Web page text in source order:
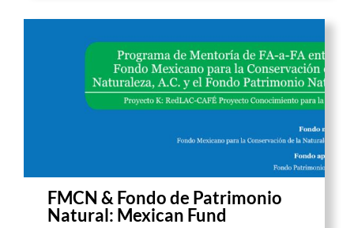
FMCN & Fondo de Patrimonio
Natural: Mexican Fund